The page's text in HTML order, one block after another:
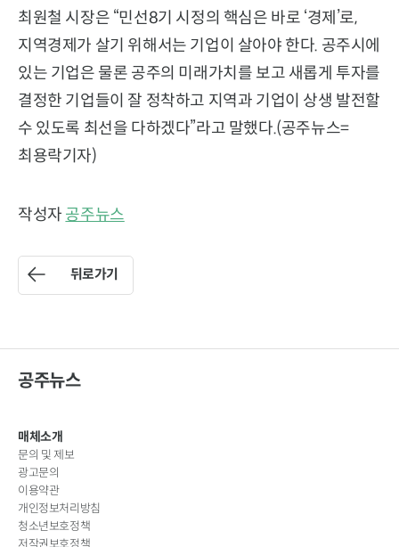
최원철 시장은 “민선8기 시정의 핵심은 바로 ‘경제’로,
지역경제가 살기 위해서는 기업이 살아야 한다. 공주시에
있는 기업은 물론 공주의 미래가치를 보고 새롭게 투자를
결정한 기업들이 잘 정착하고 지역과 기업이 상생 발전할
수 있도록 최선을 다하겠다”라고 말했다.(공주뉴스=
최용락기자)
작성자 공주뉴스
뒤로가기
공주뉴스
매체소개
문의 및 제보
광고문의
이용약관
개인정보처리방침
청소년보호정책